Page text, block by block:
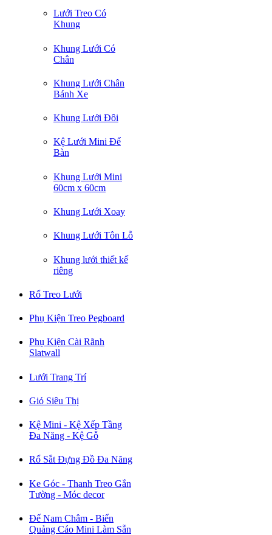
Lưới Treo Có
Khung
Khung Lưới Có
Chân
Khung Lưới Chân
Bánh Xe
Khung Lưới Đôi
Kệ Lưới Mini Để
Bàn
Khung Lưới Mini
60cm x 60cm
Khung Lưới Xoay
Khung Lưới Tôn Lỗ
Khung lưới thiết kế
riêng
Rổ Treo Lưới
Phụ Kiện Treo Pegboard
Phụ Kiện Cài Rãnh
Slatwall
Lưới Trang Trí
Giỏ Siêu Thị
Kệ Mini - Kệ Xếp Tầng
Đa Năng - Kệ Gỗ
Rổ Sắt Đựng Đồ Đa Năng
Ke Góc - Thanh Treo Gắn
Tường - Móc decor
Đế Nam Châm - Biển
Quảng Cáo Mini Làm Sẵn